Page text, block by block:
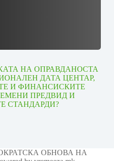
НА ОПРАВДАНОСТА
ДАТА ЦЕНТАР,
И ФИНАНСИСКИТЕ
ПРЕДВИД И
СТАНДАРДИ?
ОБНОВА НА